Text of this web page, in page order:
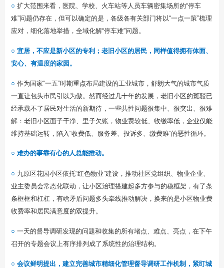
○ 扩大范围来看，医院、学校、火车站等人员车辆密集场所的“停车
难”问题仍存在，但可以确定的是，各级各有关部门将以“一点一策”梳理
应对，细化落地举措，全域化解“停车难”问题。
○ 宜居，不应是新小区的专利；老旧小区的居民，同样值得拥有体面、
安心、有温度的家园。
○ 作为国家“一五”时期重点布局建设的工业城市，舒朗大气的城市气质
一直让包头市民引以为傲。然而经过几十年的发展，老旧小区的斑驳已
经承载不了居民对生活的新期待，一些共性问题很集中、很突出、很难
解：老旧小区面子干净、里子欠账，物业费较低、收缴率低，企业仅能
维持基础运转，陷入“收费低、服务差、投诉多、缴费难”的恶性循环。
○ 难办的事靠有心的人总能推动。
○ 九原区花园小区依托“红色物业”建设，推动社区党组织、物业企业、
业主委员会常态化联动，让小区治理搭建起多方参与的稳框架，有了条
条框框和杠杠，有啥矛盾问题多头牵线推动解决，换来的是小区物业费
收费率和居民满意度的双提升。
○ 一天的督导调研发现的问题和收集的所有堵点、难点、亮点，在下午
召开的专题会议上有序排列成了系统性的治理结构。
○ 会议鲜明提出，建立完善城市精细化管理督导调研工作机制，紧盯城